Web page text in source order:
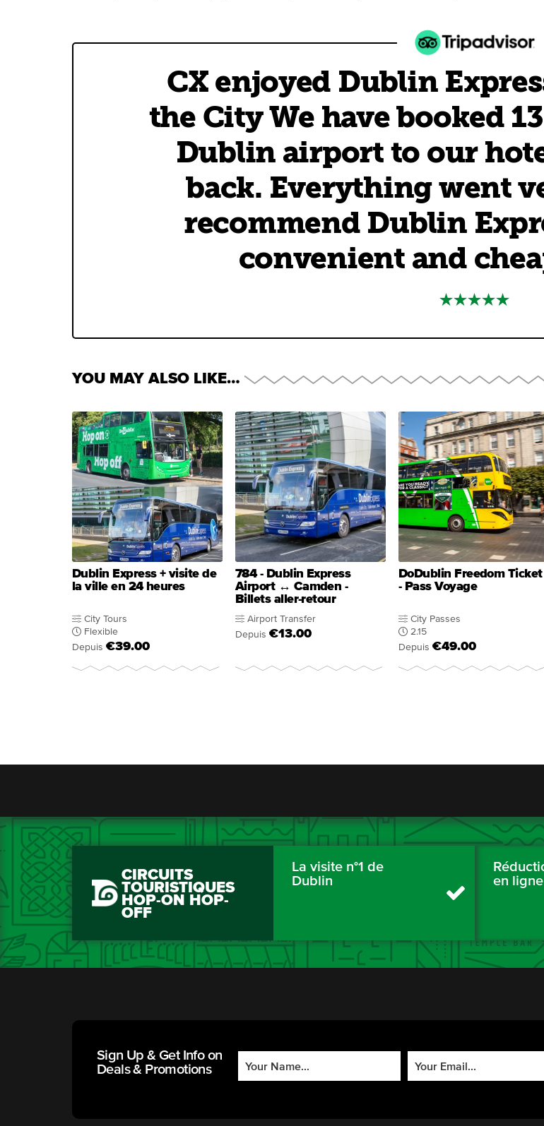
CX enjoyed Dublin
the City We have booked
Dublin airport to our
back. Everything went
recommend Dublin
convenient and
YOU MAY ALSO LIKE…
Dublin Express + visite de
la ville en 24 heures
City Tours
Flexible
Depuis €39.00
784 - Dublin Express
Airport ↔ Camden -
Billets aller-retour
Airport Transfer
Depuis €13.00
DoDublin Freedom Ticket
- Pass Voyage
City Passes
2.15
Depuis €49.00
CIRCUITS
TOURISTIQUES
HOP-ON HOP-
OFF
La visite n°1 de
Dublin
en ligne
Sign Up & Get Info on
Deals & Promotions